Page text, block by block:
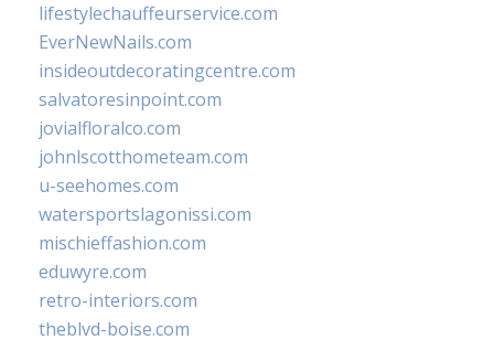
lifestylechauffeurservice.com
EverNewNails.com
insideoutdecoratingcentre.com
salvatoresinpoint.com
jovialfloralco.com
johnlscotthometeam.com
u-seehomes.com
watersportslagonissi.com
mischieffashion.com
eduwyre.com
retro-interiors.com
theblvd-boise.com